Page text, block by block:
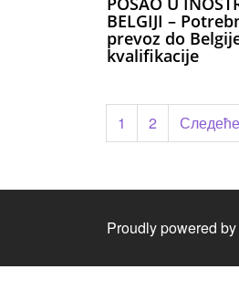
BELGIJI –
prevoz do
kvalifikacije
Пагинација
чланака
1 2 Следеће
Proudly powered